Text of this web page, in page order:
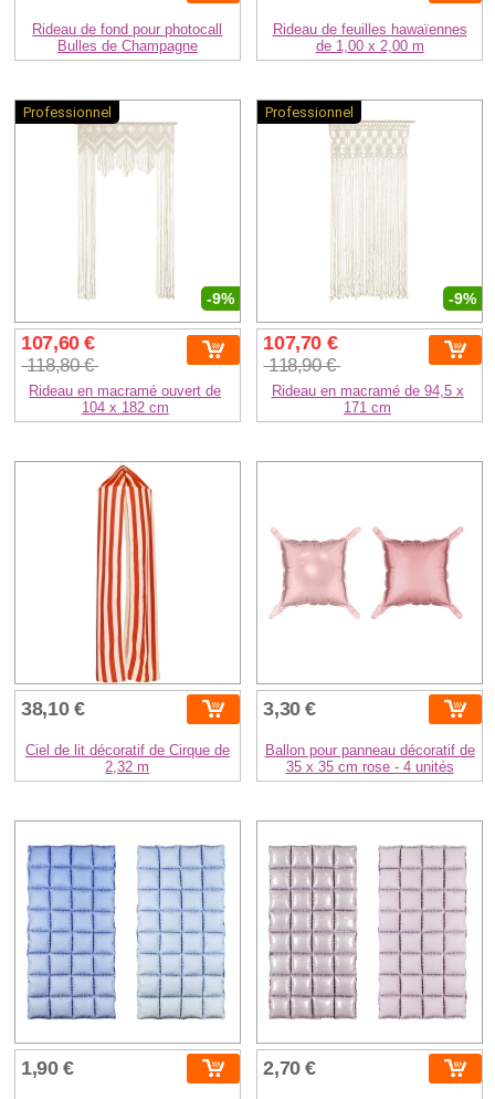
Rideau de fond pour photocall
Bulles de Champagne
Rideau de feuilles hawaïennes
de 1,00 x 2,00 m
Professionnel
-9%
107,60 €
118,80 €
Rideau en macramé ouvert de
104 x 182 cm
Professionnel
-9%
107,70 €
118,90 €
Rideau en macramé de 94,5 x
171 cm
38,10 €
Ciel de lit décoratif de Cirque de
2,32 m
3,30 €
Ballon pour panneau décoratif de
35 x 35 cm rose - 4 unités
1,90 € 2,70 €